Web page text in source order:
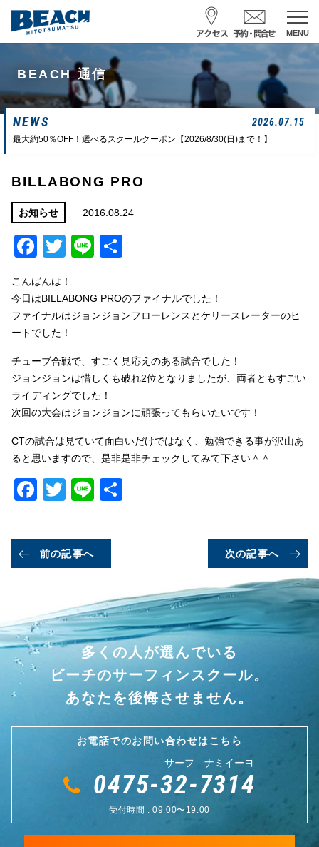
MENU
スクール予約・お問合せ
レンタル予約
サーフ ナミイーヨ
0475-32-7314
一松海岸 波情報
サイズ
カターアタマ
状態
ややハード
BEACH 通信
NEWS 2026.07.15
最大約50％OFF！選べるスクールクーポン【2026/8/30(日)まで！】
BILLABONG PRO
お知らせ 2016.08.24
Facebook
Twitter
Line
こんばんは！
今日はBILLABONG PROのファイナルでした！
ファイナルはジョンジョンフローレンスとケリースレーターのヒ
ートでした！
チューブ合戦で、すごく見応えのある試合でした！
ジョンジョンは惜しくも破れ2位となりましたが、両者ともすごい
ライディングでした！
次回の大会はジョンジョンに頑張ってもらいたいです！
CTの試合は見ていて面白いだけではなく、勉強できる事が沢山あ
ると思いますので、是非是非チェックしてみて下さい＾＾
Facebook
Twitter
Line
前の記事へ 次の記事へ
多くの人が選んでいる
ビーチのサーフィンスクール。
あなたを後悔させません。
お電話でのお問い合わせはこちら
サーフ ナミイーヨ
0475-32-7314
受付時間 : 09:00〜19:00